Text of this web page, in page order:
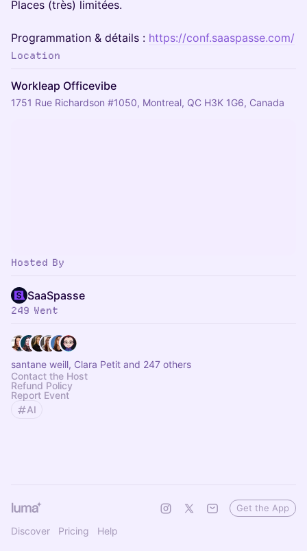
Places (très) limitées.
Programmation & détails : https://conf.saaspasse.com/
Location
Workleap Officevibe
1751 Rue Richardson #1050, Montreal, QC H3K 1G6, Canada
Hosted By
SaaSpasse
249 Went
santane weill, Clara Petit and 247 others
Contact the Host
Refund Policy
Report Event
AI
Discover Pricing Help
Get the App